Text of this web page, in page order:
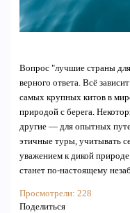
Вопрос "лучшие страны
верного ответа. Всё
самых крупных китов в
природой с берега.
другие — для опытных
этичные туры, учитывать
уважением к дикой
станет по-настоящему
Просмотрели: 228
Поделиться